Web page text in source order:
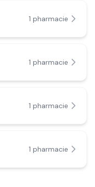
1 pharmacie
1 pharmacie
1 pharmacie
1 pharmacie